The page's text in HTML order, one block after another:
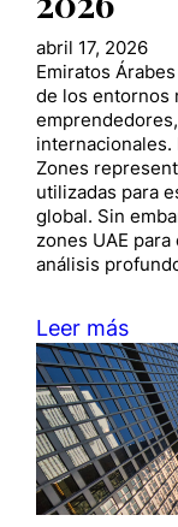
abril 17, 2026
Emiratos
de los entornos
internacionales.
Zones
utilizadas para
global. Sin
zones UAE
análisis
Leer más